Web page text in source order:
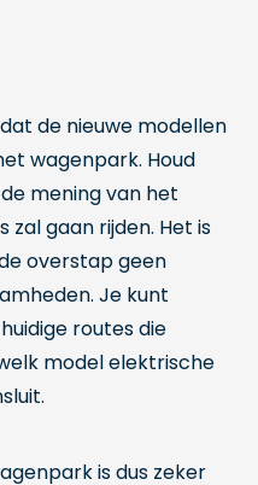
de nieuwe modellen
wagenpark. Houd
mening van het
zal gaan rijden. Het is
overstap geen
Je kunt
routes die
model elektrische
is dus zeker